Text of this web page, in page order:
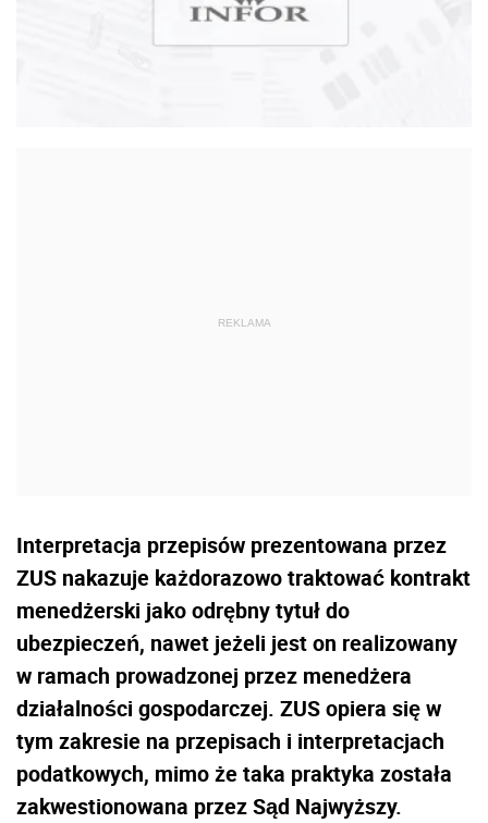
Interpretacja przepisów prezentowana przez
ZUS nakazuje każdorazowo traktować kontrakt
menedżerski jako odrębny tytuł do
ubezpieczeń, nawet jeżeli jest on realizowany
w ramach prowadzonej przez menedżera
działalności gospodarczej. ZUS opiera się w
tym zakresie na przepisach i interpretacjach
podatkowych, mimo że taka praktyka została
zakwestionowana przez Sąd Najwyższy.